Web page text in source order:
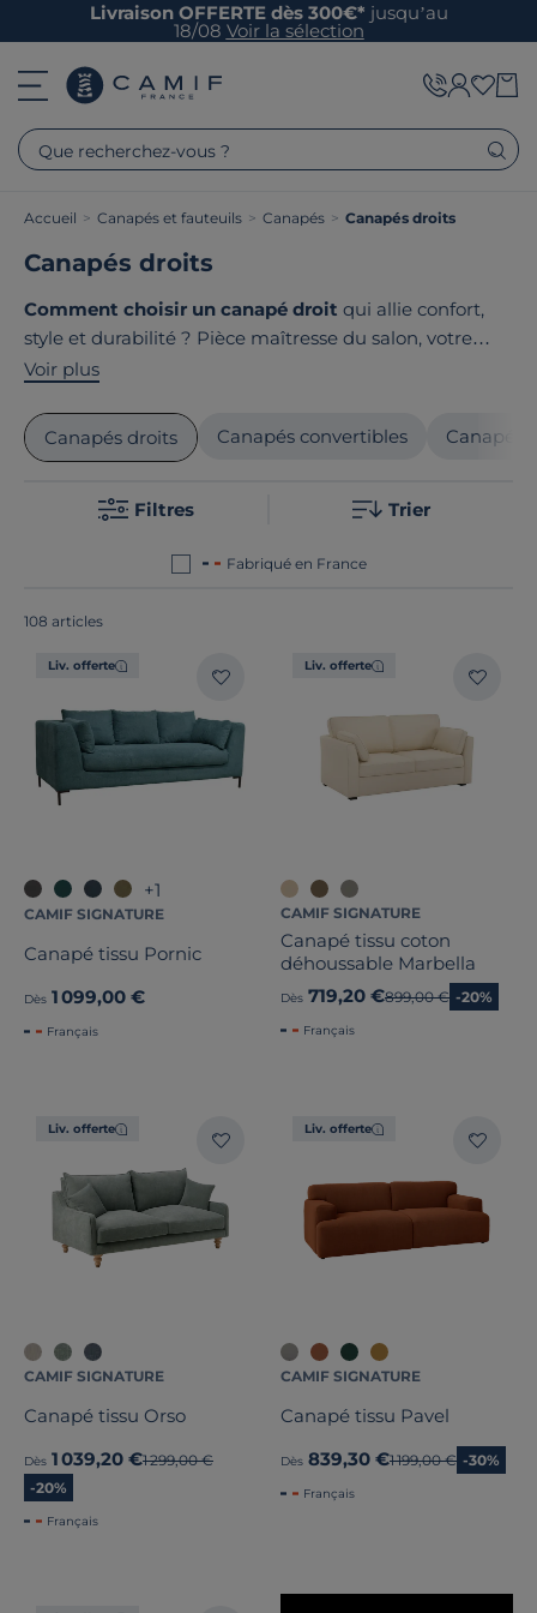
Livraison OFFERTE dès 300€* jusqu’au
18/08 Voir la sélection
Que recherchez-vous ?
Accueil > Canapés et fauteuils > Canapés > Canapés droits
Canapés droits
Comment choisir un canapé droit qui allie confort,
style et durabilité ? Pièce maîtresse du salon, votre
canapé droit doit être sélectionné avec soin parmi nos
espaces compacts, 3 places pour une famille ou 4
places pour recevoir vos proches, découvrez nos
modèles en tissu ou en cuir qui reflètent votre
Voir plus
Canapés droits Canapés convertibles Canapés
Filtres Trier
Fabriqué en France
108 articles
Liv. offerte
+1
CAMIF SIGNATURE
Canapé tissu Pornic
Dès 1 099,00 €
Français
Liv. offerte
CAMIF SIGNATURE
Canapé tissu coton
déhoussable Marbella
Dès 719,20 €Ancien prix
899,00 € -20%
Français
Liv. offerte
CAMIF SIGNATURE
Canapé tissu Orso
Dès 1 039,20 €Ancien prix
1 299,00 €
-20%
Français
Liv. offerte
CAMIF SIGNATURE
Canapé tissu Pavel
Dès 839,30 €Ancien prix
1 199,00 € -30%
Français
Nombre de places
Convertible
Hauteur
Profondeur
Marque